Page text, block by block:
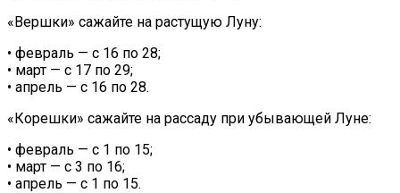
«Вершки» сажайте на растущую Луну:
• февраль — с 16 по 28;
• март — с 17 по 29;
• апрель — с 16 по 28.
«Корешки» сажайте на рассаду при убывающей Луне:
• февраль — с 1 по 15;
• март — с 3 по 16;
• апрель — с 1 по 15.